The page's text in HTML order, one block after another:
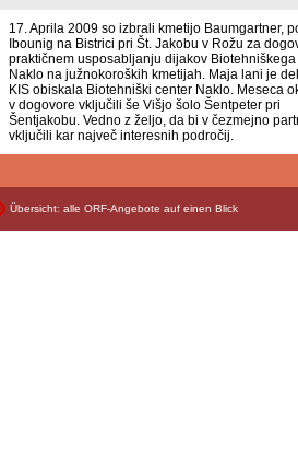
17. Aprila 2009 so izbrali kmetijo Baumgartner,
Ibounig na Bistrici pri Št. Jakobu v Rožu za
praktičnem usposabljanju dijakov Biotehniškega
Naklo na južnokoroških kmetijah. Maja lani je
KIS obiskala Biotehniški center Naklo. Meseca
v dogovore vključili še Višjo šolo Šentpeter pri
Šentjakobu. Vedno z željo, da bi v čezmejno
vključili kar največ interesnih področij.
Übersicht: alle ORF-Angebote auf einen Blick